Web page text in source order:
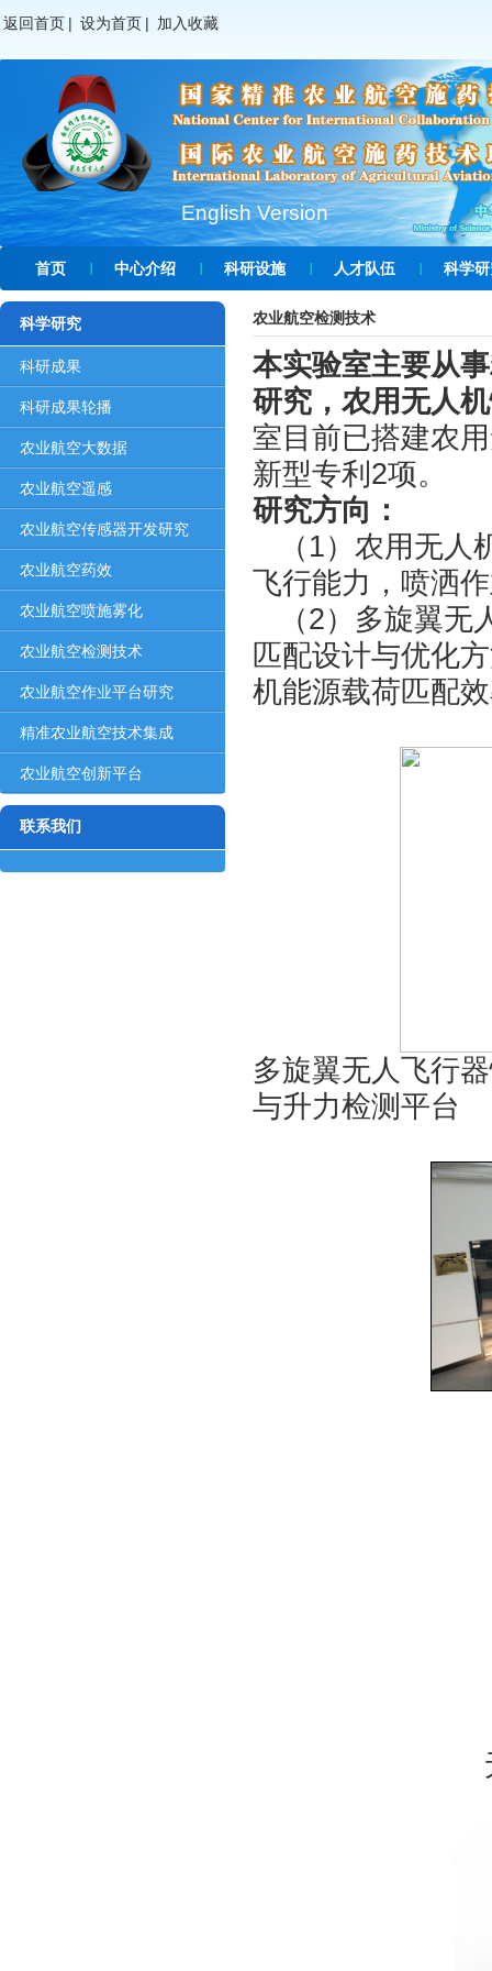
返回首页 | 设为首页 | 加入收藏
English Version
首页 中心介绍 科研设施 人才队伍 科学
科学研究
科研成果
科研成果轮播
农业航空大数据
农业航空遥感
农业航空传感器开发研究
农业航空药效
农业航空喷施雾化
农业航空检测技术
农业航空作业平台研究
精准农业航空技术集成
农业航空创新平台
联系我们
农业航空检测技术
本实验室主要从
研究，农用无人
室目前已搭建农
新型专利2项。
研究方向：
（1）农用无人
飞行能力，喷洒
（2）多旋翼无
匹配设计与优化
机能源载荷匹配
多旋翼无人飞行
与升力检测平台